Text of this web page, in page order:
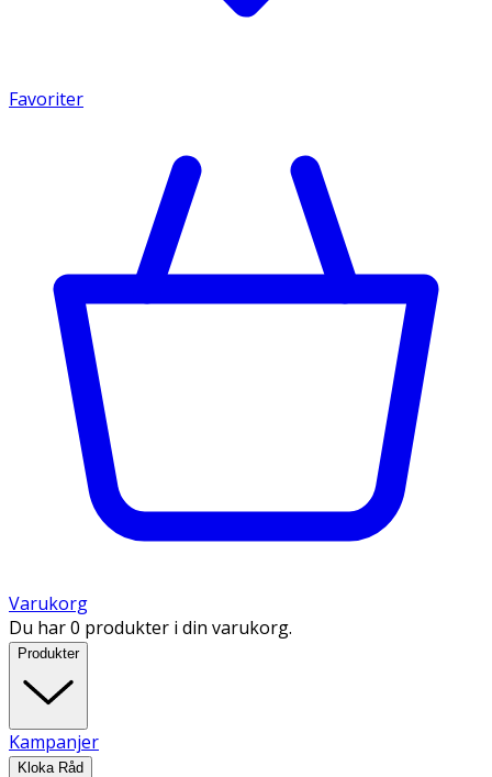
Favoriter
Varukorg
Du har 0 produkter i din varukorg.
Produkter
Kampanjer
Kloka Råd